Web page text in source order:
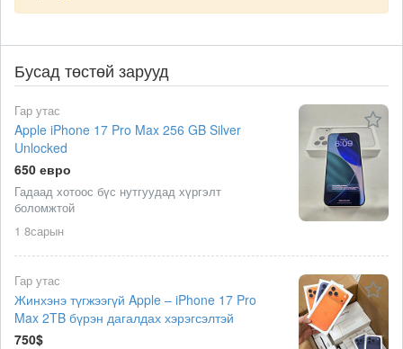
Бусад төстөй зарууд
Гар утас
Apple iPhone 17 Pro Max 256 GB Silver
Unlocked
650 евро
Гадаад хотоос бүс нутгуудад хүргэлт
боломжтой
1 8сарын
Гар утас
Жинхэнэ түгжээгүй Apple – iPhone 17 Pro
Max 2TB бүрэн дагалдах хэрэгсэлтэй
750$